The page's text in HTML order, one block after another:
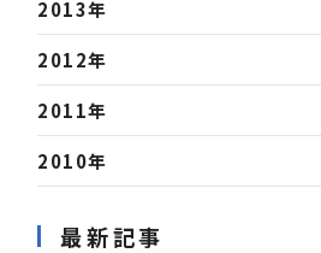
2013年
2012年
2011年
2010年
最新記事